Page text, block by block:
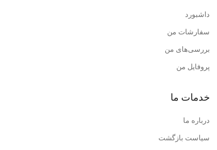
داشبورد
سفارشات من
بررسی‌های من
پروفایل من
خدمات ما
درباره ما
سیاست بازگشت